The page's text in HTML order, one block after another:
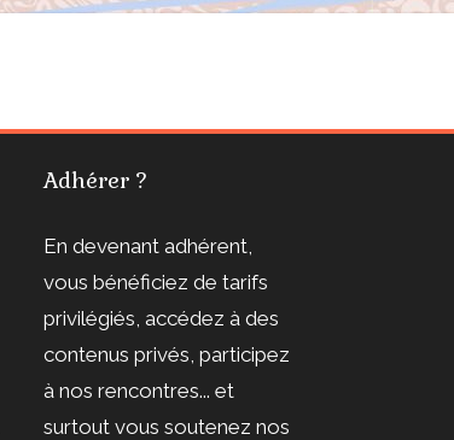
Adhérer ?
En devenant adhérent,
vous bénéficiez de tarifs
privilégiés, accédez à des
contenus privés, participez
à nos rencontres... et
surtout vous soutenez nos